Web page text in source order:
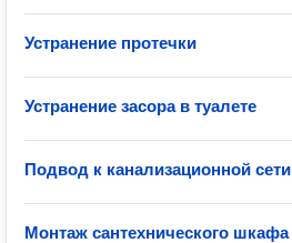
Устранение протечки
Устранение засора в туалете
Подвод к канализационной сети
Монтаж сантехнического шкафа